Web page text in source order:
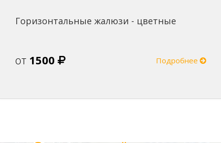
Горизонтальные жалюзи - цветные
от 1500 Подробнее